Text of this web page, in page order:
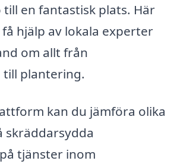
en fantastisk plats. Här
hjälp av lokala experter
om allt från
plantering.
kan du jämföra olika
skräddarsydda
tjänster inom